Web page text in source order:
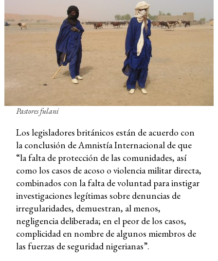
Pastores fulani
Los legisladores británicos están de acuerdo con
la conclusión de Amnistía Internacional de que
“la falta de protección de las comunidades, así
como los casos de acoso o violencia militar directa,
combinados con la falta de voluntad para instigar
investigaciones legítimas sobre denuncias de
irregularidades, demuestran, al menos,
negligencia deliberada; en el peor de los casos,
complicidad en nombre de algunos miembros de
las fuerzas de seguridad nigerianas”.